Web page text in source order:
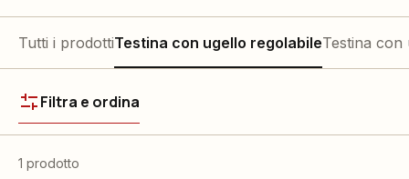
Tutti i prodottiTestina con ugello regolabileTestina
Filtra e ordina
1 prodotto